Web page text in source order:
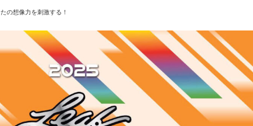
の想像力を刺激する！